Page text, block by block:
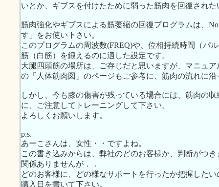
いとか、ギブスを付けたために弱った筋肉を回復され
筋肉強化やギブスによる筋萎縮の回復プログラムは、
す」をお使い下さい。
このプログラムの周波数(FREQ)や、位相持続時間（パ
筋（白筋）を鍛えるのに適した設定です。
大腿四頭筋の場所は、ご存じだと思いますが、マニュ
の「人体筋肉図」のページもご参考に、筋肉の流れに
しかし、今も膝の傷害が残っている場合には、筋肉の
に、ご注意してトレーニングして下さい。
よろしくお願いします。
p.s.
あーこさんは、女性・・ですよね。
この書き込みからは、弊社のどのお客様か、判断がつ
関係ありませんが．．
どのお客様に、どの様なサポートを行ったか把握した
購入日を書いて下さい。